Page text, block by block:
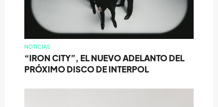
NOTICIAS
“IRON CITY”, EL NUEVO ADELANTO DEL
PRÓXIMO DISCO DE INTERPOL